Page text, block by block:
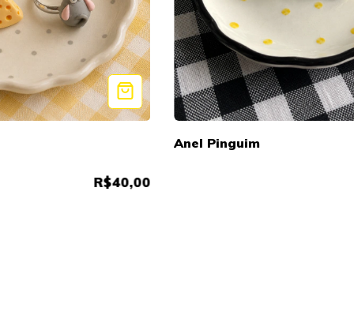
R$40,00
Anel Pinguim